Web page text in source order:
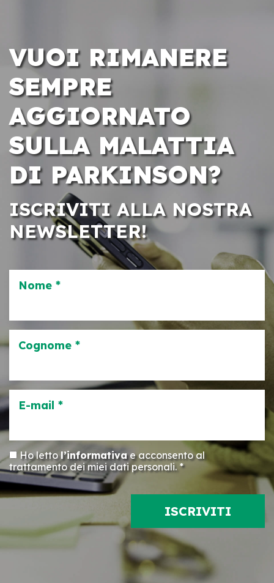
VUOI RIMANERE
SEMPRE
AGGIORNATO
SULLA MALATTIA
DI PARKINSON?
ISCRIVITI ALLA NOSTRA
NEWSLETTER!
Nome *
Cognome *
E-mail *
Ho lettol’informativae acconsento al
trattamento dei miei dati personali. *